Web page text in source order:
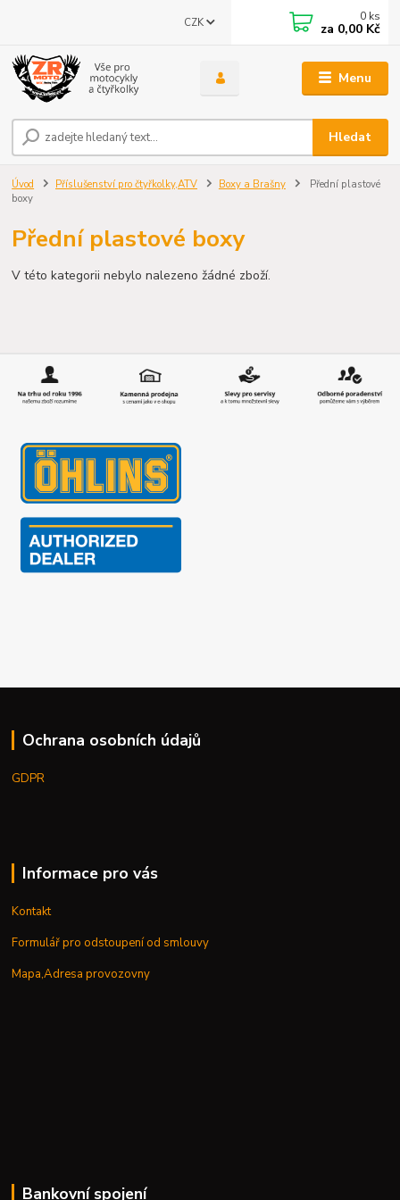
Menu
CZK
Hledat
0 ks
za 0,00 Kč
Úvod Příslušenství pro čtyřkolky,ATV Boxy a Brašny
Přední plastové
boxy
Přední plastové boxy
V této kategorii nebylo nalezeno žádné zboží.
Ochrana osobních údajů
GDPR
Informace pro vás
Kontakt
Formulář pro odstoupení od smlouvy
Mapa,Adresa provozovny
Bankovní spojení